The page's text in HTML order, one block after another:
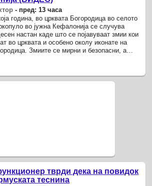
- пред: 13 часа
година, во црквата Богородица во селото
во јужна Кефалонија се случува
настан каде што се појавуваат змии кои
во црквата и особено околу иконате на
Змиите се мирни и безопасни, а
тврди дека на повидок
теснина